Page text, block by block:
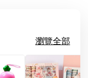
瀏覽全部